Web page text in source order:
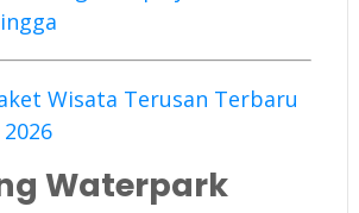
Wisata Terusan Terbaru
Waterpark